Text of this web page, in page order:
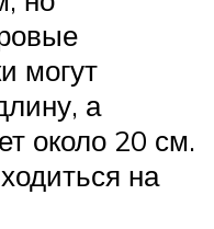
могут
а
около 20 см.
на